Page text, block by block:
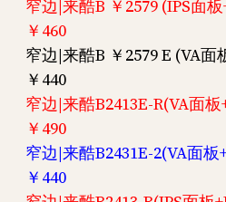
窄边|来酷B ￥2579 (IPS面
￥460
窄边|来酷B ￥2579 E (VA面
￥440
窄边|来酷B2413E-R(VA面
￥490
窄边|来酷B2431E-2(VA面
￥440